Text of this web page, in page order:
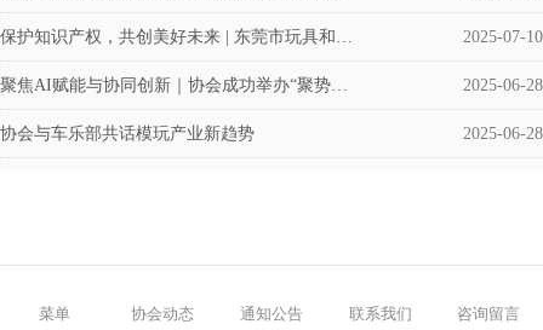
保护知识产权，共创美好未来 | 东莞市玩具和婴童用品协会积极筹备成立维权援助工作站 2025-07-10
聚焦AI赋能与协同创新｜协会成功举办“聚势·共赢”企业交流活动 2025-06-28
协会与车乐部共话模玩产业新趋势 2025-06-28
菜单 协会动态 通知公告 联系我们 咨询留言